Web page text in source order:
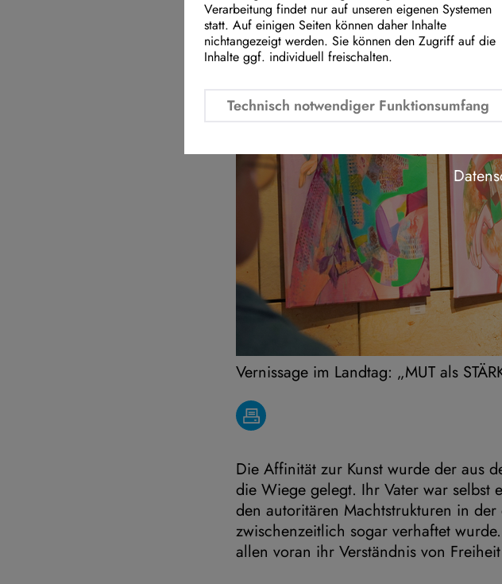
Vernissage im Landtag: „MUT als
Die Affinität zur Kunst wurde der aus
die Wiege gelegt. Ihr Vater war selbst
den autoritären Machtstrukturen in
zwischenzeitlich sogar verhaftet
allen voran ihr Verständnis von
Verarbeitung findet nur auf unseren eigenen Systemen
statt. Auf einigen Seiten können daher Inhalte
nichtangezeigt werden. Sie können den Zugriff auf die
Inhalte ggf. individuell freischalten.
Technisch notwendiger Funktionsumfang